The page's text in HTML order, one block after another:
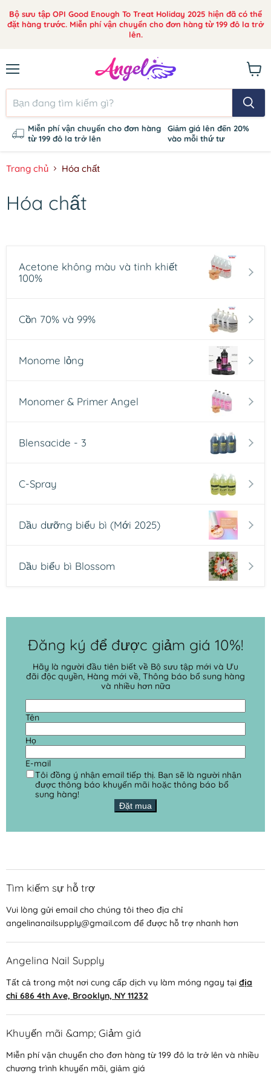
Bộ sưu tập OPI Good Enough To Treat Holiday 2025 hiện đã có thể
đặt hàng trước. Miễn phí vận chuyển cho đơn hàng từ 199 đô la trở
lên.
đơn
Miễn phí vận chuyển cho đơn hàng
từ 199 đô la trở lên
Giảm giá lên đến 20%
vào mỗi thứ tư
giỏ
hàng
Trang chủ Hóa chất
Hóa chất
Acetone không màu và tinh khiết
100%
Cồn 70% và 99%
Monome lỏng
Monomer & Primer Angel
Blensacide - 3
C-Spray
Dầu dưỡng biểu bì (Mới 2025)
Dầu biểu bì Blossom
Đăng ký để được giảm giá 10%!
Hãy là người đầu tiên biết về Bộ sưu tập mới và Ưu
đãi độc quyền, Hàng mới về, Thông báo bổ sung hàng
và nhiều hơn nữa
Tên
Họ
E-mail
Tôi đồng ý nhận email tiếp thị. Bạn sẽ là người nhận
được thông báo khuyến mãi hoặc thông báo bổ
sung hàng!
Đặt mua
Tìm kiếm sự hỗ trợ
Vui lòng gửi email cho chúng tôi theo địa chỉ
angelinanailsupply@gmail.com để được hỗ trợ nhanh hơn
Angelina Nail Supply
Tất cả trong một nơi cung cấp dịch vụ làm móng ngay tại địa
chỉ 686 4th Ave, Brooklyn, NY 11232
Khuyến mãi &amp; Giảm giá
Miễn phí vận chuyển cho đơn hàng từ 199 đô la trở lên và nhiều
chương trình khuyến mãi, giảm giá